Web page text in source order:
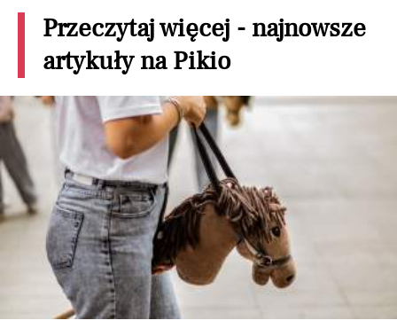
Przeczytaj więcej - najnowsze
artykuły na Pikio